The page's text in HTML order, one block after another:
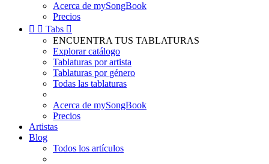
Acerca de mySongBook
Precios
  Tabs 
ENCUENTRA TUS TABLATURAS
Explorar catálogo
Tablaturas por artista
Tablaturas por género
Todas las tablaturas
Acerca de mySongBook
Precios
Artistas
Blog
Todos los artículos